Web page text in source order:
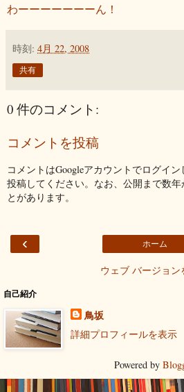
わーーーーーーーん！
時刻: 4月 22, 2008
共有
0 件のコメント:
コメントを投稿
コメントはGoogleアカウントでログイン
投稿してください。なお、公開まで数年
とがあります。
‹ ホーム
ウェブ バージョン
自己紹介
鳥坂
詳細プロフィールを表示
Powered by